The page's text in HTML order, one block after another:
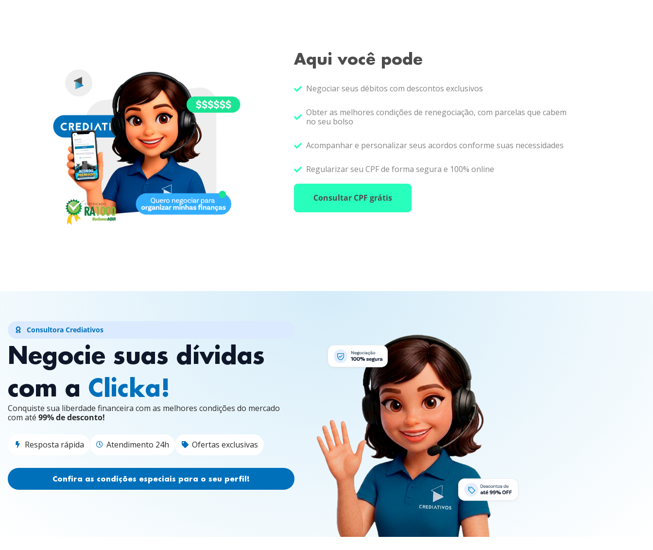
Aqui você pode
Negociar seus débitos com descontos exclusivos
Obter as melhores condições de renegociação, com parcelas que cabem
no seu bolso
Acompanhar e personalizar seus acordos conforme suas necessidades
Regularizar seu CPF de forma segura e 100% online
Consultar CPF grátis
Consultora Crediativos
Negocie suas dívidas
com a Clicka!
Conquiste sua liberdade financeira com as melhores condições do mercado
com até 99% de desconto!
Resposta rápida Atendimento 24h Ofertas exclusivas
Confira as condições especiais para o seu perfil!